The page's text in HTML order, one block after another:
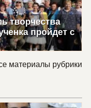
творчества
пройдет с
материалы рубрики